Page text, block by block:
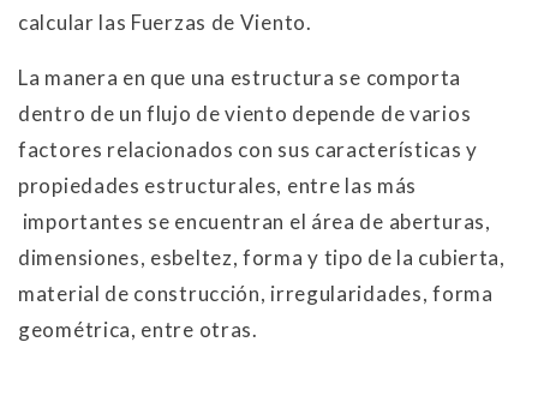
calcular las Fuerzas de Viento.
La manera en que una estructura se comporta
dentro de un flujo de viento depende de varios
factores relacionados con sus características y
propiedades estructurales, entre las más
importantes se encuentran el área de aberturas,
dimensiones, esbeltez, forma y tipo de la cubierta,
material de construcción, irregularidades, forma
geométrica, entre otras.